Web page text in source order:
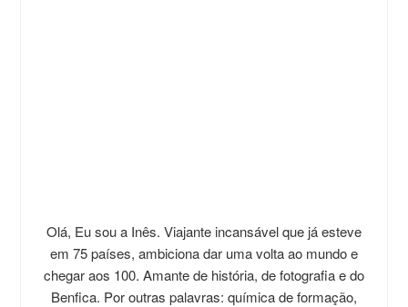
Olá, Eu sou a Inês. Viajante incansável que já esteve
em 75 países, ambiciona dar uma volta ao mundo e
chegar aos 100. Amante de história, de fotografia e do
Benfica. Por outras palavras: química de formação,